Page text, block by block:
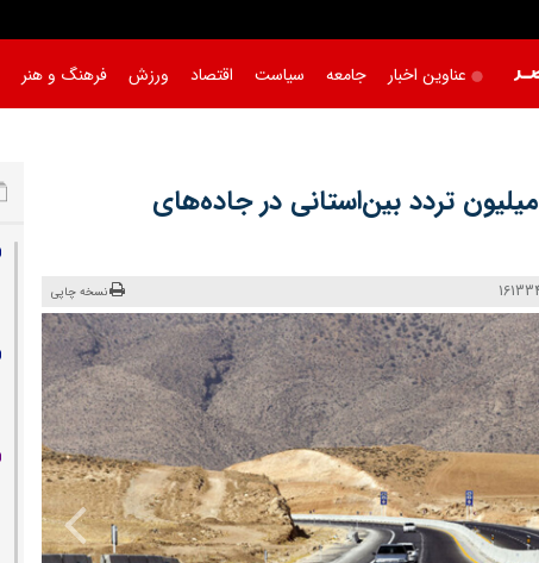
عناوین اخبار جامعه سیاست اقتصاد ورزش فرهنگ و هنر
ثبت بیش از ۱.۴ میلیون تردد بین‌استانی در جاده‌های
نسخه چاپی